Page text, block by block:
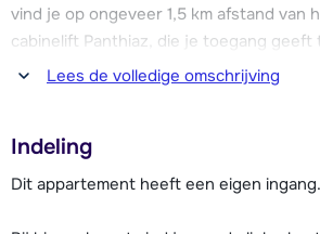
vind je op ongeveer 1,5 km afstand van
cabinelift Panthiaz, die je toegang geeft
skigebied van Les Portes du Soleil,
2,7 km van het appartement. Allebei
Het centrum van La Chapelle
ongeveer 1,5 km van het chalet. Hier
Lees de volledige omschrijving
Indeling
Dit appartement heeft een eigen ingang.